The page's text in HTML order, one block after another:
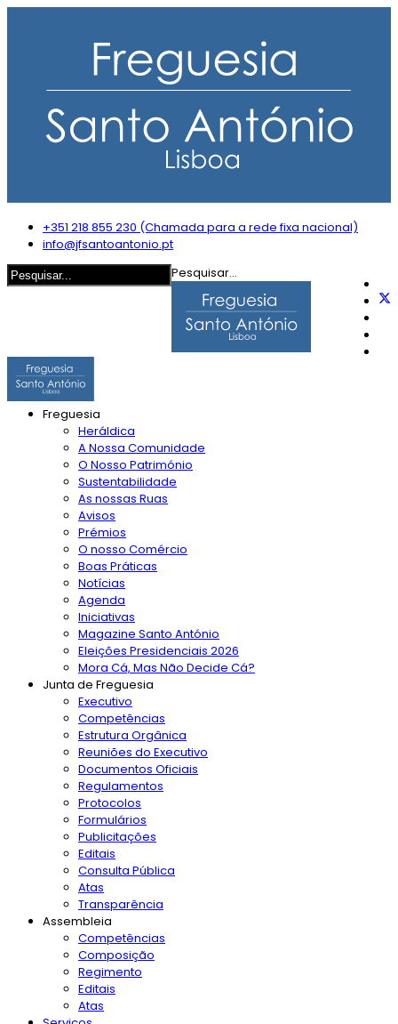
+351 218 855 230 (Chamada para a rede fixa nacional)
info@jfsantoantonio.pt
Pesquisar...
Freguesia
Heráldica
A Nossa Comunidade
O Nosso Património
Sustentabilidade
As nossas Ruas
Avisos
Prémios
O nosso Comércio
Boas Práticas
Notícias
Agenda
Iniciativas
Magazine Santo António
Eleições Presidenciais 2026
Mora Cá, Mas Não Decide Cá?
Junta de Freguesia
Executivo
Competências
Estrutura Orgânica
Reuniões do Executivo
Documentos Oficiais
Regulamentos
Protocolos
Formulários
Publicitações
Editais
Consulta Pública
Atas
Transparência
Assembleia
Competências
Composição
Regimento
Editais
Atas